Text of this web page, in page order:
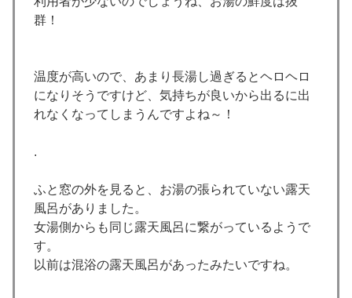
群！
温度が高いので、あまり長湯し過ぎるとヘロヘロ
になりそうですけど、気持ちが良いから出るに出
れなくなってしまうんですよね～！
.
ふと窓の外を見ると、お湯の張られていない露天
風呂がありました。
女湯側からも同じ露天風呂に繋がっているようで
す。
以前は混浴の露天風呂があったみたいですね。